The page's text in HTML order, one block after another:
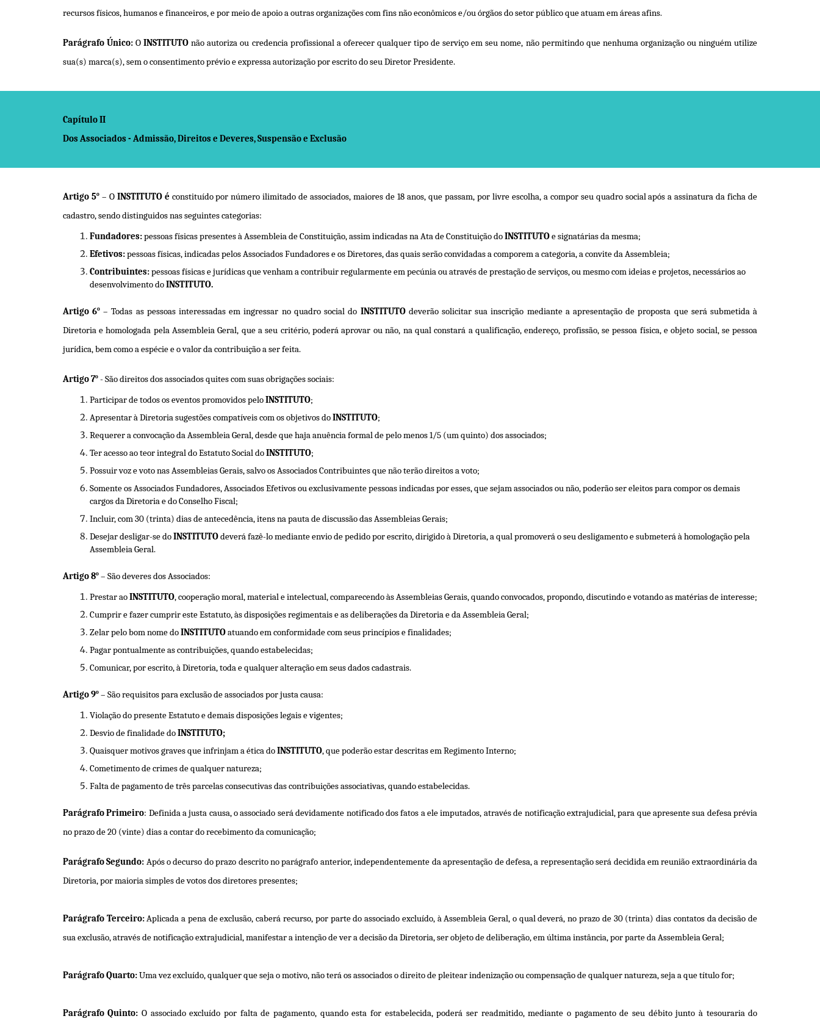
recursos físicos, humanos e financeiros, e por meio de apoio a outras organizações com fins não econômicos e/ou órgãos do setor público que atuam em áreas afins.
Parágrafo Único: OINSTITUTOnão autoriza ou credencia profissional a oferecer qualquer tipo de serviço em seu nome, não permitindo que nenhuma organização ou ninguém utilize
sua(s) marca(s), sem o consentimento prévio e expressa autorização por escrito do seu Diretor Presidente.
Capítulo II
Dos Associados - Admissão, Direitos e Deveres, Suspensão e Exclusão
Artigo 5o– O INSTITUTO é constituído por número ilimitado de associados, maiores de 18 anos, que passam, por livre escolha, a compor seu quadro social após a assinatura da ficha de
cadastro, sendo distinguidos nas seguintes categorias:
Fundadores:pessoas físicas presentes à Assembleia de Constituição, assim indicadas na Ata de Constituição doINSTITUTOe signatárias da mesma;
Efetivos:pessoas físicas, indicadas pelos Associados Fundadores e os Diretores, das quais serão convidadas a comporem a categoria, a convite da Assembleia;
Contribuintes:pessoas físicas e jurídicas que venham a contribuir regularmente em pecúnia ou através de prestação de serviços, ou mesmo com ideias e projetos, necessários ao
desenvolvimento doINSTITUTO.
Artigo 6o – Todas as pessoas interessadas em ingressar no quadro social do INSTITUTO deverão solicitar sua inscrição mediante a apresentação de proposta que será submetida à
Diretoria e homologada pela Assembleia Geral, que a seu critério, poderá aprovar ou não, na qual constará a qualificação, endereço, profissão, se pessoa física, e objeto social, se pessoa
jurídica, bem como a espécie e o valor da contribuição a ser feita.
Artigo 7o- São direitos dos associados quites com suas obrigações sociais:
Participar de todos os eventos promovidos peloINSTITUTO;
Apresentar à Diretoria sugestões compatíveis com os objetivos doINSTITUTO;
Requerer a convocação da Assembleia Geral, desde que haja anuência formal de pelo menos 1/5 (um quinto) dos associados;
Ter acesso ao teor integral do Estatuto Social doINSTITUTO;
Possuir voz e voto nas Assembleias Gerais, salvo os Associados Contribuintes que não terão direitos a voto;
Somente os Associados Fundadores, Associados Efetivos ou exclusivamente pessoas indicadas por esses, que sejam associados ou não, poderão ser eleitos para compor os demais
cargos da Diretoria e do Conselho Fiscal;
Incluir, com 30 (trinta) dias de antecedência, itens na pauta de discussão das Assembleias Gerais;
Desejar desligar-se doINSTITUTOdeverá fazê-lo mediante envio de pedido por escrito, dirigido à Diretoria, a qual promoverá o seu desligamento e submeterá à homologação pela
Assembleia Geral.
Artigo 8o– São deveres dos Associados:
Prestar aoINSTITUTO, cooperação moral, material e intelectual, comparecendo às Assembleias Gerais, quando convocados, propondo, discutindo e votando as matérias de interesse;
Cumprir e fazer cumprir este Estatuto, às disposições regimentais e as deliberações da Diretoria e da Assembleia Geral;
Zelar pelo bom nome doINSTITUTOatuando em conformidade com seus princípios e finalidades;
Pagar pontualmente as contribuições, quando estabelecidas;
Comunicar, por escrito, à Diretoria, toda e qualquer alteração em seus dados cadastrais.
Artigo 9o– São requisitos para exclusão de associados por justa causa:
Violação do presente Estatuto e demais disposições legais e vigentes;
Desvio de finalidade doINSTITUTO;
Quaisquer motivos graves que infrinjam a ética doINSTITUTO, que poderão estar descritas em Regimento Interno;
Cometimento de crimes de qualquer natureza;
Falta de pagamento de três parcelas consecutivas das contribuições associativas, quando estabelecidas.
Parágrafo Primeiro: Definida a justa causa, o associado será devidamente notificado dos fatos a ele imputados, através de notificação extrajudicial, para que apresente sua defesa prévia
no prazo de 20 (vinte) dias a contar do recebimento da comunicação;
Parágrafo Segundo: Após o decurso do prazo descrito no parágrafo anterior, independentemente da apresentação de defesa, a representação será decidida em reunião extraordinária da
Diretoria, por maioria simples de votos dos diretores presentes;
Parágrafo Terceiro:Aplicada a pena de exclusão, caberá recurso, por parte do associado excluído, à Assembleia Geral, o qual deverá, no prazo de 30 (trinta) dias contatos da decisão de
sua exclusão, através de notificação extrajudicial, manifestar a intenção de ver a decisão da Diretoria, ser objeto de deliberação, em última instância, por parte da Assembleia Geral;
Parágrafo Quarto:Uma vez excluído, qualquer que seja o motivo, não terá os associados o direito de pleitear indenização ou compensação de qualquer natureza, seja a que título for;
Parágrafo Quinto: O associado excluído por falta de pagamento, quando esta for estabelecida, poderá ser readmitido, mediante o pagamento de seu débito junto à tesouraria do